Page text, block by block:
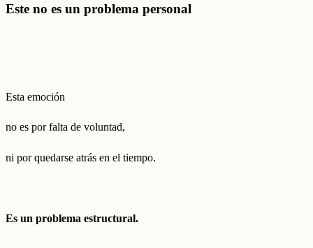
Este no es un problema personal
Esta emoción
no es por falta de voluntad,
ni por quedarse atrás en el tiempo.
Es un problema estructural.